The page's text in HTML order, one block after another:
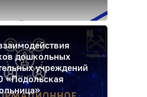
дошкольных
учреждений
«Подольская